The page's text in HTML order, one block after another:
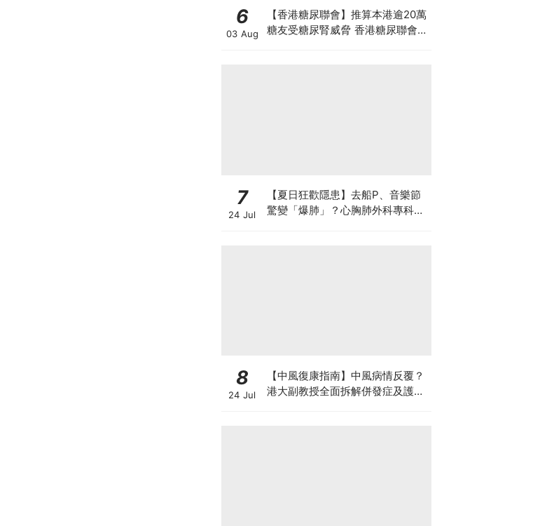
6
03 Aug
【香港糖尿聯會】推算本港逾20萬
糖友受糖尿腎威脅 香港糖尿聯會
7
24 Jul
【夏日狂歡隱患】去船P、音樂節
驚變「爆肺」？心胸肺外科專科醫
8
24 Jul
【中風復康指南】中風病情反覆？
港大副教授全面拆解併發症及護理